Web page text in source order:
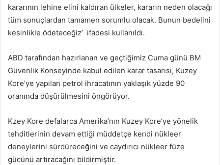
kararının lehine elini kaldıran ülkeler, kararın neden olacağı
tüm sonuçlardan tamamen sorumlu olacak. Bunun bedelini
kesinlikle ödeteceğiz’ ifadesi kullanıldı.
ABD tarafından hazırlanan ve geçtiğimiz Cuma günü BM
Güvenlik Konseyinde kabul edilen karar tasarısı, Kuzey
Kore’ye yapılan petrol ihracatının yaklaşık yüzde 90
oranında düşürülmesini öngörüyor.
Kzey Kore defalarca Amerika’nın Kuzey Kore’ye yönelik
tehditlerinin devam ettiği müddetçe kendi nükleer
deneylerini sürdüreceğini ve caydırıcı nükleer füze
gücünü artıracağını bildirmiştir.